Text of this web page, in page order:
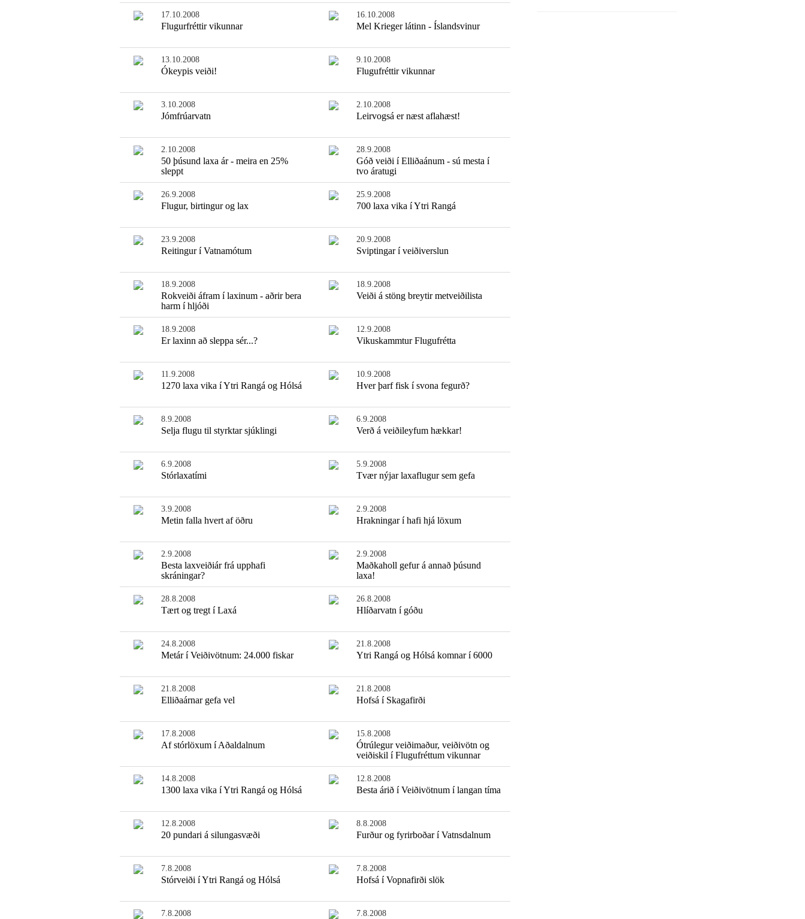
17.10.2008
Flugurfréttir vikunnar
16.10.2008
Mel Krieger látinn - Íslandsvinur
13.10.2008
Ókeypis veiði!
9.10.2008
Flugufréttir vikunnar
3.10.2008
Jómfrúarvatn
2.10.2008
Leirvogsá er næst aflahæst!
2.10.2008
50 þúsund laxa ár - meira en 25%
sleppt
28.9.2008
Góð veiði í Elliðaánum - sú mesta í
tvo áratugi
26.9.2008
Flugur, birtingur og lax
25.9.2008
700 laxa vika í Ytri Rangá
23.9.2008
Reitingur í Vatnamótum
20.9.2008
Sviptingar í veiðiverslun
18.9.2008
Rokveiði áfram í laxinum - aðrir bera
harm í hljóði
18.9.2008
Veiði á stöng breytir metveiðilista
18.9.2008
Er laxinn að sleppa sér...?
12.9.2008
Vikuskammtur Flugufrétta
11.9.2008
1270 laxa vika í Ytri Rangá og Hólsá
10.9.2008
Hver þarf fisk í svona fegurð?
8.9.2008
Selja flugu til styrktar sjúklingi
6.9.2008
Verð á veiðileyfum hækkar!
6.9.2008
Stórlaxatími
5.9.2008
Tvær nýjar laxaflugur sem gefa
3.9.2008
Metin falla hvert af öðru
2.9.2008
Hrakningar í hafi hjá löxum
2.9.2008
Besta laxveiðiár frá upphafi
skráningar?
2.9.2008
Maðkaholl gefur á annað þúsund
laxa!
28.8.2008
Tært og tregt í Laxá
26.8.2008
Hlíðarvatn í góðu
24.8.2008
Metár í Veiðivötnum: 24.000 fiskar
21.8.2008
Ytri Rangá og Hólsá komnar í 6000
21.8.2008
Elliðaárnar gefa vel
21.8.2008
Hofsá í Skagafirði
17.8.2008
Af stórlöxum í Aðaldalnum
15.8.2008
Ótrúlegur veiðimaður, veiðivötn og
veiðiskil í Flugufréttum vikunnar
14.8.2008
1300 laxa vika í Ytri Rangá og Hólsá
12.8.2008
Besta árið í Veiðivötnum í langan tíma
12.8.2008
20 pundari á silungasvæði
8.8.2008
Furður og fyrirboðar í Vatnsdalnum
7.8.2008
Stórveiði í Ytri Rangá og Hólsá
7.8.2008
Hofsá í Vopnafirði slök
7.8.2008 7.8.2008